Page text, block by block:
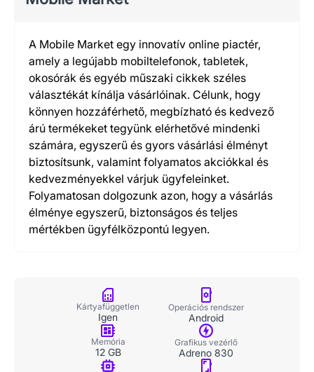
A Mobile Market egy innovatív online piactér,
amely a legújabb mobiltelefonok, tabletek,
okosórák és egyéb műszaki cikkek széles
választékát kínálja vásárlóinak. Célunk, hogy
könnyen hozzáférhető, megbízható és kedvező
árú termékeket tegyünk elérhetővé mindenki
számára, egyszerű és gyors vásárlási élményt
biztosítsunk, valamint folyamatos akciókkal és
kedvezményekkel várjuk ügyfeleinket.
Folyamatosan dolgozunk azon, hogy a vásárlás
élménye egyszerű, biztonságos és teljes
mértékben ügyfélközpontú legyen.
Kártyafüggetlen
Igen
Operációs rendszer
Android
Memória
12 GB
Grafikus vezérlő
Adreno 830